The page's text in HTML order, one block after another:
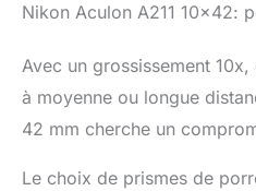
Nikon Aculon A211 10×42:
Avec un grossissement
à moyenne ou longue
42 mm cherche un
Le choix de prismes de